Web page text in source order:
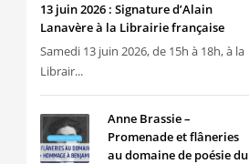
13 juin 2026 : Signature d’Alain
Lanavère à la Librairie française
Samedi 13 juin 2026, de 15h à 18h, à la
Librair...
Anne Brassie –
Promenade et flâneries
au domaine de poésie du